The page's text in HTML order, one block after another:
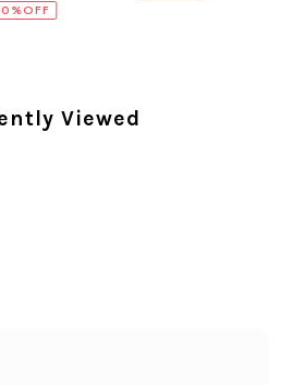
ていない内側の蛇腹部分と全面ポケ
えていました。 とてもAランクとは思
Viewed